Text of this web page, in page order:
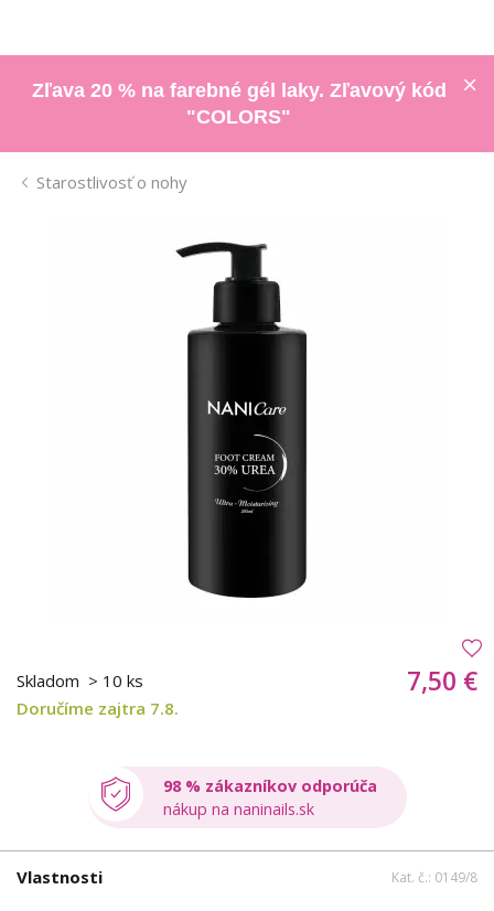
Zľava 20 % na farebné gél laky. Zľavový kód
"COLORS"
Starostlivosť o nohy
Skladom > 10 ks
Doručíme zajtra 7.8.
7,50 €
98 % zákazníkov odporúča
nákup na naninails.sk
Vlastnosti Kat. č.: 0149/8